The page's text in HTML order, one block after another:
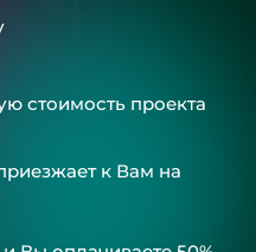
стоимость проекта
к Вам на